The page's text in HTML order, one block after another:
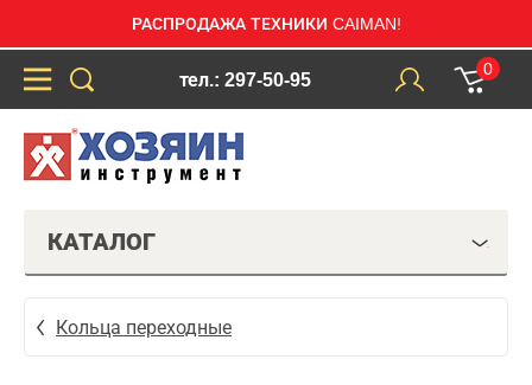
РАСПРОДАЖА ТЕХНИКИ CAIMAN!
тел.: 297-50-95
0
КАТАЛОГ
Кольца переходные